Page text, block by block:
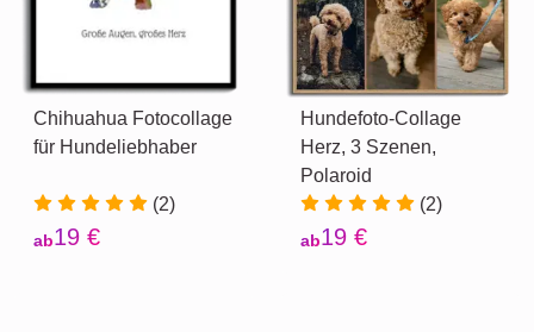
Chihuahua Fotocollage
für Hundeliebhaber
(2)
ab19 €
Hundefoto-Collage
Herz, 3 Szenen,
Polaroid
(2)
ab19 €